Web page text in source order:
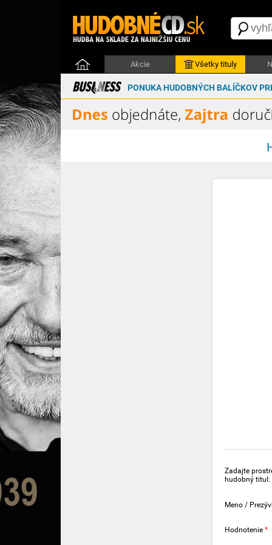
Akcie Všetky tituly
PONUKA HUDOBNÝCH BALÍČKOV
Zadajte
hudobný titul:
Meno /
Hodnotenie *